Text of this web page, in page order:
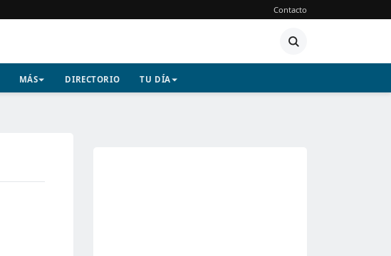
Contacto
MÁS DIRECTORIO TU DÍA